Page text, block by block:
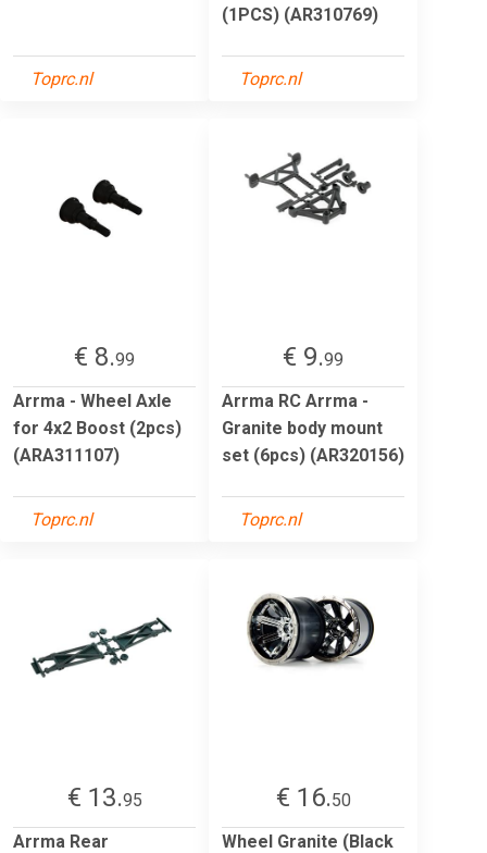
Toprc.nl
(1PCS) (AR310769)
Toprc.nl
€ 8.99
Arrma - Wheel Axle
for 4x2 Boost (2pcs)
(ARA311107)
Toprc.nl
€ 9.99
Arrma RC Arrma -
Granite body mount
set (6pcs) (AR320156)
Toprc.nl
€ 13.95
Arrma Rear
€ 16.50
Wheel Granite (Black